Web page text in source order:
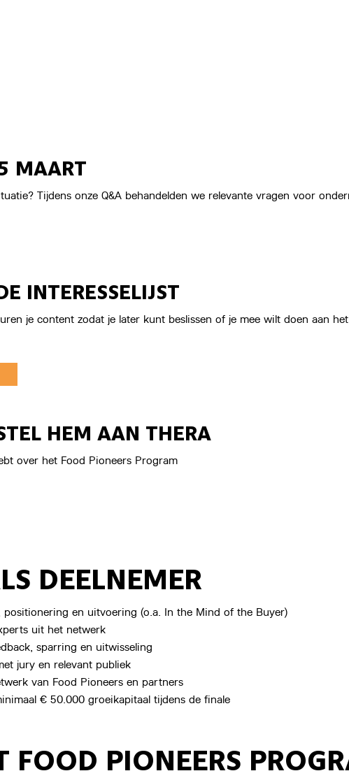
MAART
Tijdens onze Q&A behandelden we relevante vragen voor
INTERESSELIJST
je content zodat je later kunt beslissen of je mee wilt doen aan
HEM AAN THERA
over het Food Pioneers Program
DEELNEMER
en uitvoering (o.a. In the Mind of the Buyer)
uit het netwerk
sparring en uitwisseling
jury en relevant publiek
van Food Pioneers en partners
€ 50.000 groeikapitaal tijdens de finale
FOOD PIONEERS